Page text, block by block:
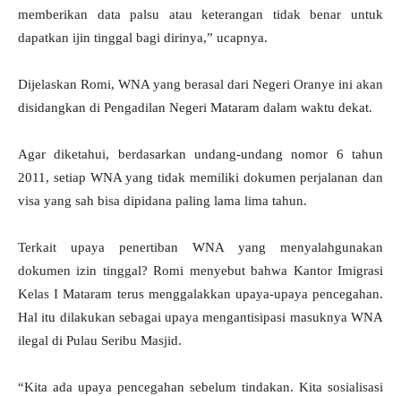
memberikan data palsu atau keterangan tidak benar untuk
dapatkan ijin tinggal bagi dirinya,” ucapnya.
Dijelaskan Romi, WNA yang berasal dari Negeri Oranye ini akan
disidangkan di Pengadilan Negeri Mataram dalam waktu dekat.
Agar diketahui, berdasarkan undang-undang nomor 6 tahun
2011, setiap WNA yang tidak memiliki dokumen perjalanan dan
visa yang sah bisa dipidana paling lama lima tahun.
Terkait upaya penertiban WNA yang menyalahgunakan
dokumen izin tinggal? Romi menyebut bahwa Kantor Imigrasi
Kelas I Mataram terus menggalakkan upaya-upaya pencegahan.
Hal itu dilakukan sebagai upaya mengantisipasi masuknya WNA
ilegal di Pulau Seribu Masjid.
“Kita ada upaya pencegahan sebelum tindakan. Kita sosialisasi